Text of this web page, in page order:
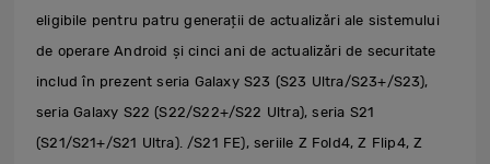
eligibile pentru patru generații de actualizări ale sistemului
de operare Android și cinci ani de actualizări de securitate
includ în prezent seria Galaxy S23 (S23 Ultra/S23+/S23),
seria Galaxy S22 (S22/S22+/S22 Ultra), seria S21
(S21/S21+/S21 Ultra). /S21 FE), seriile Z Fold4, Z Flip4, Z